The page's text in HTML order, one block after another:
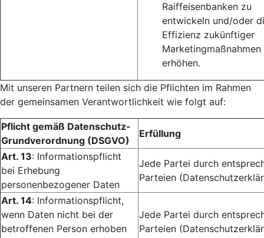
Raiffeisenbanken zu
entwickeln und/oder
Effizienz zukünftiger
Marketingmaßnahmen
erhöhen.
Mit unseren Partnern teilen sich die Pflichten im Rahmen
der gemeinsamen Verantwortlichkeit wie folgt auf:
Pflicht gemäß Datenschutz-
Grundverordnung (DSGVO)
Erfüllung
Art. 13: Informationspflicht
bei Erhebung
personenbezogener Daten
Jede Partei durch
Parteien
Art. 14: Informationspflicht,
wenn Daten nicht bei der
betroffenen Person erhoben
Jede Partei durch
Parteien